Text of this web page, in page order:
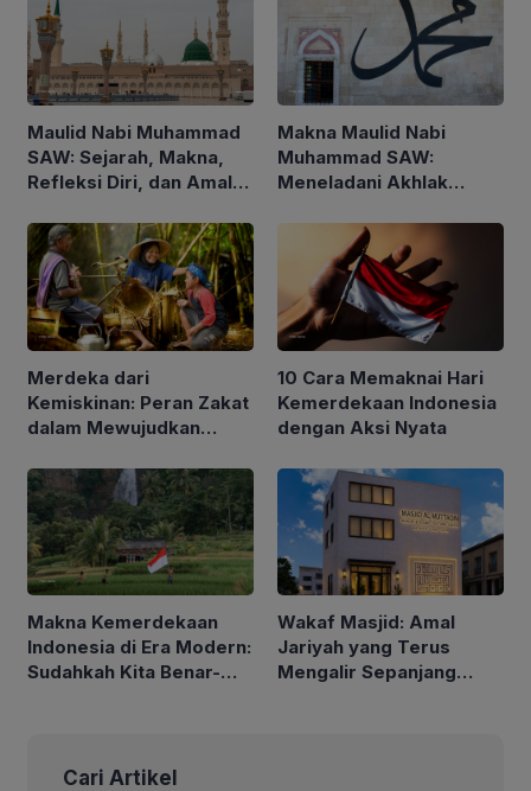
Maulid Nabi Muhammad
SAW: Sejarah, Makna,
Refleksi Diri, dan Amalan
Makna Maulid Nabi
Muhammad SAW:
Meneladani Akhlak
Kehidupan Sehari-hari
Merdeka dari
Kemiskinan: Peran Zakat
dalam Mewujudkan
Sejahtera
10 Cara Memaknai Hari
Kemerdekaan Indonesia
dengan Aksi Nyata
Makna Kemerdekaan
Indonesia di Era Modern:
Sudahkah Kita Benar-
Wakaf Masjid: Amal
Jariyah yang Terus
Mengalir Sepanjang
Cari Artikel